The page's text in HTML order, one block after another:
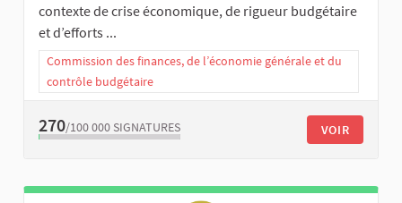
contexte de crise économique, de rigueur budgétaire
et d’efforts ...
Commission des finances, de l’économie générale et du
contrôle budgétaire
270/100 000 SIGNATURES VOIR